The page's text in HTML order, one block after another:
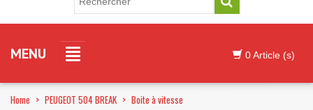
MENU 0 Article (s)
Home > PEUGEOT 504 BREAK > Boite à vitesse